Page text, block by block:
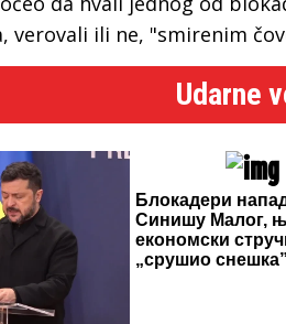
verovali ili ne, "smirenim
Udarne
Блокадери
Синишу Малог,
економски
„срушио снешка”